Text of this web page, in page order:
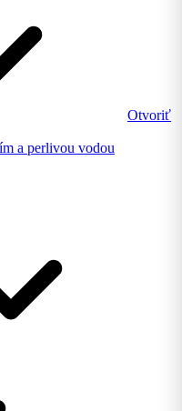
Otvoriť
a perlivou vodou